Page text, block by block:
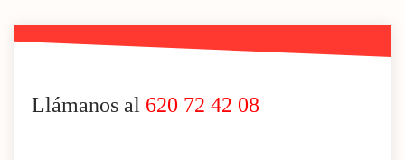
Llámanos al 620 72 42 08